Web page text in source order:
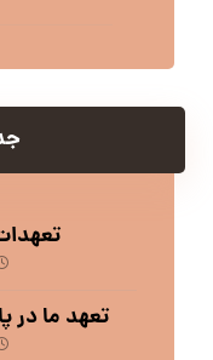
تعهد ما